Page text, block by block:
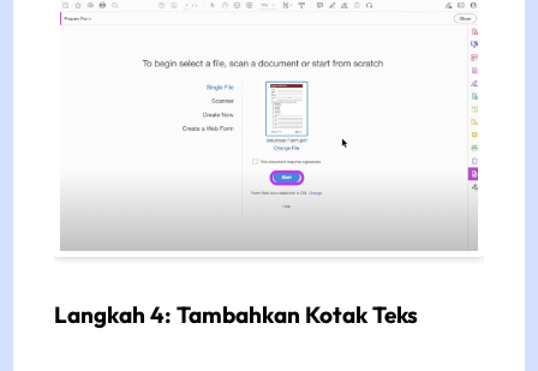
Langkah 4: Tambahkan Kotak Teks